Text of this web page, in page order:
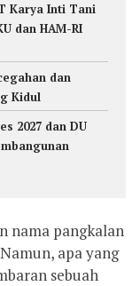
Karya Inti Tani
dan HAM-RI
dan
Kidul
2027 dan DU
nama pangkalan
apa yang
sebuah